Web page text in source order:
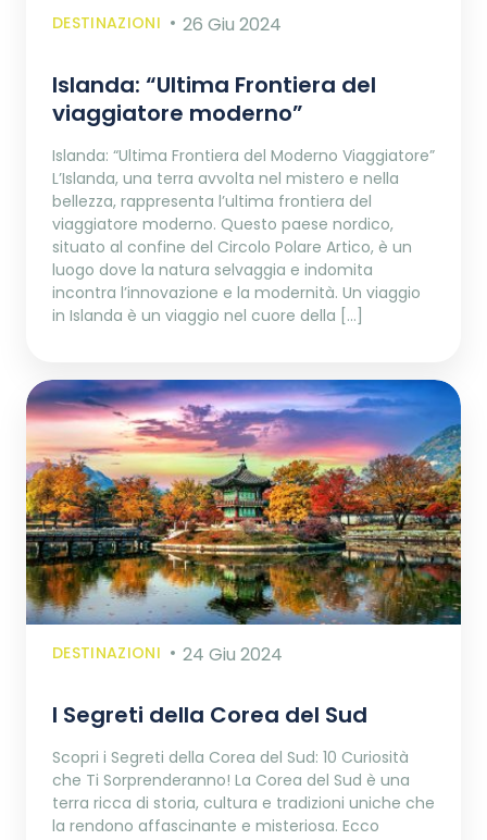
DESTINAZIONI 26 Giu 2024
Islanda: “Ultima Frontiera del
viaggiatore moderno”
Islanda: “Ultima Frontiera del Moderno Viaggiatore”
L’Islanda, una terra avvolta nel mistero e nella
bellezza, rappresenta l’ultima frontiera del
viaggiatore moderno. Questo paese nordico,
situato al confine del Circolo Polare Artico, è un
luogo dove la natura selvaggia e indomita
incontra l’innovazione e la modernità. Un viaggio
in Islanda è un viaggio nel cuore della […]
DESTINAZIONI 24 Giu 2024
I Segreti della Corea del Sud
Scopri i Segreti della Corea del Sud: 10 Curiosità
che Ti Sorprenderanno! La Corea del Sud è una
terra ricca di storia, cultura e tradizioni uniche che
la rendono affascinante e misteriosa. Ecco